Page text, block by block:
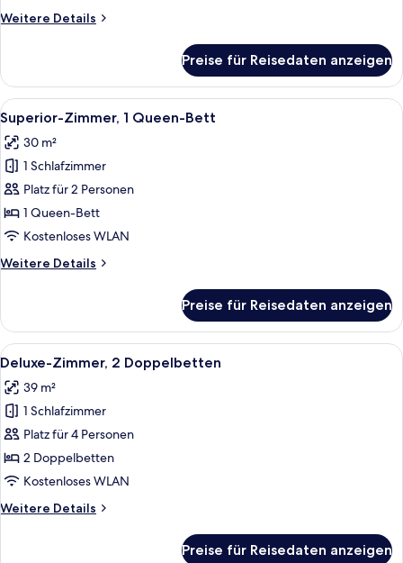
anzeigen
Weitere Details
Weitere
Zimmer,
Queen-
Bett
Preise für Reisedaten anzeigen
Alle
Fotos
für
Superior-
Zimmer,
1
Queen-
anzeigen
Ein Hotelzimmer mit einem großen
6
Superior-Zimmer, 1 Queen-Bett
30 m²
1 Schlafzimmer
Platz für 2 Personen
1 Queen-Bett
Kostenloses WLAN
Weitere Details
Weitere
Zimmer,
Queen-
Preise für Reisedaten anzeigen
Alle
Fotos
für
Deluxe-
Zimmer,
2 Doppelbetten
anzeigen
Ein Hotelzimmer mit einem großen
5
Deluxe-Zimmer, 2 Doppelbetten
39 m²
1 Schlafzimmer
Platz für 4 Personen
2 Doppelbetten
Kostenloses WLAN
Weitere Details
Weitere
Preise für Reisedaten anzeigen